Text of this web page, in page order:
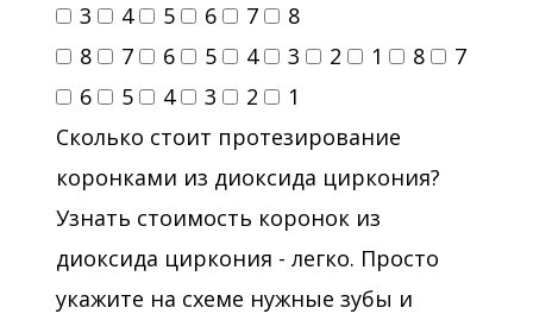
3
4 5 6 7
8
8
7 6 5 4 3 2 1 8
7
6
5 4 3 2
1
Сколько стоит протезирование
коронками из диоксида циркония?
Узнать стоимость коронок из
диоксида циркония - легко. Просто
укажите на схеме нужные зубы и